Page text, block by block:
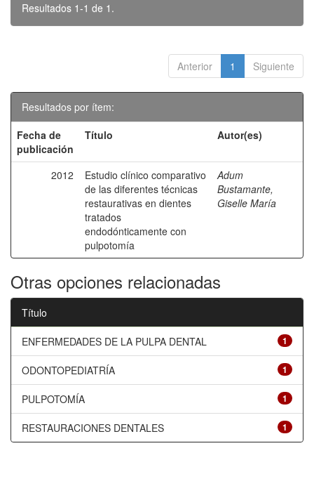
Resultados 1-1 de 1.
Anterior 1 Siguiente
Resultados por ítem:
Fecha de
publicación
Título Autor(es)
2012
Estudio clínico comparativo
de las diferentes técnicas
restaurativas en dientes
tratados
endodónticamente con
pulpotomía
Adum
Bustamante,
Giselle María
Otras opciones relacionadas
Título
1
ENFERMEDADES DE LA PULPA DENTAL
1
ODONTOPEDIATRÍA
1
PULPOTOMÍA
1
RESTAURACIONES DENTALES